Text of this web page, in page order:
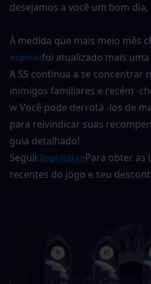
desejamos a você um bom
À medida que mais meio mês
espiralfoi atualizado mais uma
A SS continua a se concentrar
inimigos familiares e recém -
w Você pode derrotá -los de
para reivindicar suas
guia detalhado!
SeguirTopUplivePara obter as
recentes do jogo e seu